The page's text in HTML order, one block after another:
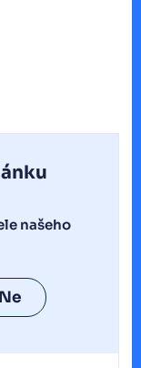
našeho
Ne